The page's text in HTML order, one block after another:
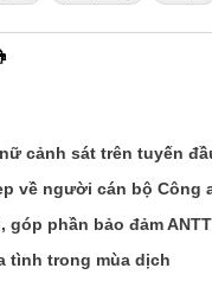
cảnh sát trên tuyến
về người cán bộ Công
góp phần bảo đảm
tình trong mùa dịch